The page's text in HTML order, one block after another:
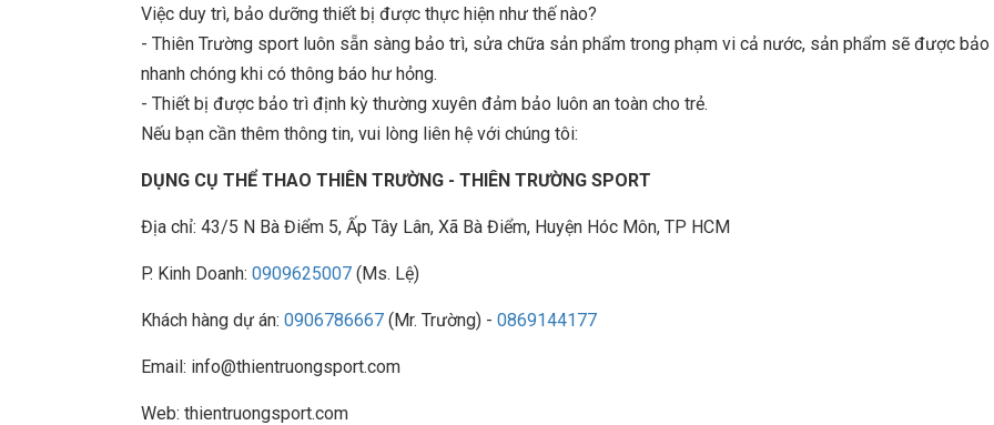
Việc duy trì, bảo dưỡng thiết bị được thực hiện như thế nào?
- Thiên Trường sport luôn sẵn sàng bảo trì, sửa chữa sản phẩm trong phạm vi cả nước, sản phẩm sẽ được bảo
nhanh chóng khi có thông báo hư hỏng.
- Thiết bị được bảo trì định kỳ thường xuyên đảm bảo luôn an toàn cho trẻ.
Nếu bạn cần thêm thông tin, vui lòng liên hệ với chúng tôi:
DỤNG CỤ THỂ THAO THIÊN TRƯỜNG - THIÊN TRƯỜNG SPORT
Địa chỉ: 43/5 N Bà Điểm 5, Ấp Tây Lân, Xã Bà Điểm, Huyện Hóc Môn, TP HCM
P. Kinh Doanh: 0909625007 (Ms. Lệ)
Khách hàng dự án: 0906786667 (Mr. Trường) - 0869144177
Email: info@thientruongsport.com
Web: thientruongsport.com